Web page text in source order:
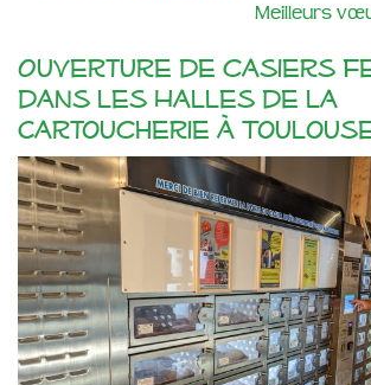
Meilleurs
Ouverture de casiers
dans les Halles de la
Cartoucherie à